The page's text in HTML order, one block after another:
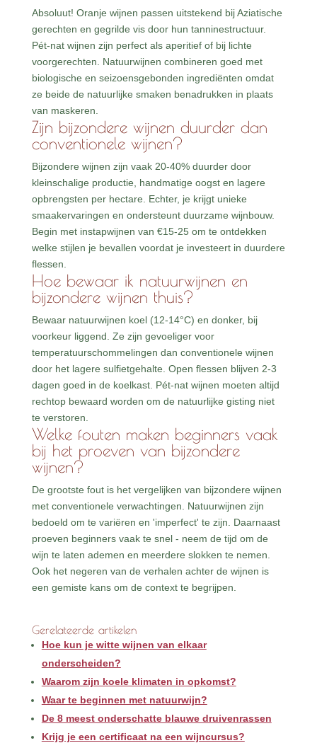
Absoluut! Oranje wijnen passen uitstekend bij Aziatische
gerechten en gegrilde vis door hun tanninestructuur.
Pét-nat wijnen zijn perfect als aperitief of bij lichte
voorgerechten. Natuurwijnen combineren goed met
biologische en seizoensgebonden ingrediënten omdat
ze beide de natuurlijke smaken benadrukken in plaats
van maskeren.
Zijn bijzondere wijnen duurder dan
conventionele wijnen?
Bijzondere wijnen zijn vaak 20-40% duurder door
kleinschalige productie, handmatige oogst en lagere
opbrengsten per hectare. Echter, je krijgt unieke
smaakervaringen en ondersteunt duurzame wijnbouw.
Begin met instapwijnen van €15-25 om te ontdekken
welke stijlen je bevallen voordat je investeert in duurdere
flessen.
Hoe bewaar ik natuurwijnen en
bijzondere wijnen thuis?
Bewaar natuurwijnen koel (12-14°C) en donker, bij
voorkeur liggend. Ze zijn gevoeliger voor
temperatuurschommelingen dan conventionele wijnen
door het lagere sulfietgehalte. Open flessen blijven 2-3
dagen goed in de koelkast. Pét-nat wijnen moeten altijd
rechtop bewaard worden om de natuurlijke gisting niet
te verstoren.
Welke fouten maken beginners vaak
bij het proeven van bijzondere
wijnen?
De grootste fout is het vergelijken van bijzondere wijnen
met conventionele verwachtingen. Natuurwijnen zijn
bedoeld om te variëren en 'imperfect' te zijn. Daarnaast
proeven beginners vaak te snel - neem de tijd om de
wijn te laten ademen en meerdere slokken te nemen.
Ook het negeren van de verhalen achter de wijnen is
een gemiste kans om de context te begrijpen.
Gerelateerde artikelen
Hoe kun je witte wijnen van elkaar
onderscheiden?
Waarom zijn koele klimaten in opkomst?
Waar te beginnen met natuurwijn?
De 8 meest onderschatte blauwe druivenrassen
Krijg je een certificaat na een wijncursus?